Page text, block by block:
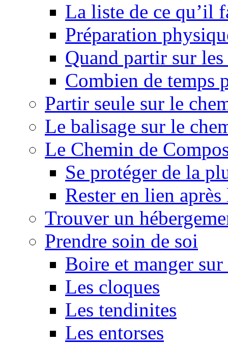
La liste de ce qu’il
Préparation
Quand partir sur
Combien de
Partir seule sur le
Le balisage sur le
Le Chemin de
Se protéger de la
Rester en lien
Trouver un
Prendre soin de soi
Boire et manger
Les cloques
Les tendinites
Les entorses